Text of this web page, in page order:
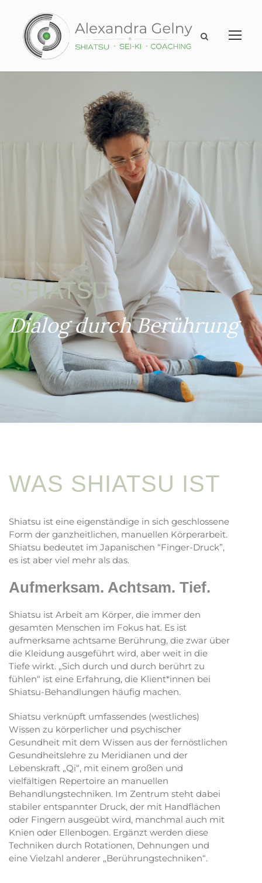
SHIATSU
Dialog durch Berührung
WAS SHIATSU IST
Shiatsu ist eine eigenständige in sich geschlossene
Form der ganzheitlichen, manuellen Körperarbeit.
Shiatsu bedeutet im Japanischen “Finger-Druck”,
es ist aber viel mehr als das.
Aufmerksam. Achtsam. Tief.
Shiatsu ist Arbeit am Körper, die immer den
gesamten Menschen im Fokus hat. Es ist
aufmerksame achtsame Berührung, die zwar über
die Kleidung ausgeführt wird, aber weit in die
Tiefe wirkt. „Sich durch und durch berührt zu
fühlen“ ist eine Erfahrung, die Klient*innen bei
Shiatsu-Behandlungen häufig machen.
Shiatsu verknüpft umfassendes (westliches)
Wissen zu körperlicher und psychischer
Gesundheit mit dem Wissen aus der fernöstlichen
Gesundheitslehre zu Meridianen und der
Lebenskraft „Qi“, mit einem großen und
vielfältigen Repertoire an manuellen
Behandlungstechniken. Im Zentrum steht dabei
stabiler entspannter Druck, der mit Handflächen
oder Fingern ausgeübt wird, manchmal auch mit
Knien oder Ellenbogen. Ergänzt werden diese
Techniken durch Rotationen, Dehnungen und
eine Vielzahl anderer „Berührungstechniken“.